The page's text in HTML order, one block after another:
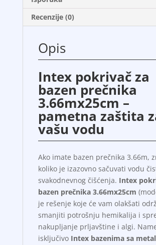
Recenzije (0)
Opis
Intex pokrivač za
bazen prečnika
3.66mx25cm –
pametna zaštita
vašu vodu
Ako imate bazen prečnika 3.66m,
koliko je izazovno sačuvati vodu
svakodnevnog čišćenja. Intex
bazen prečnika 3.66mx25cm
je rešenje koje će vam olakšati
smanjiti potrošnju hemikalija i
nakupljanje prljavštine i algi.
isključivo Intex bazenima sa